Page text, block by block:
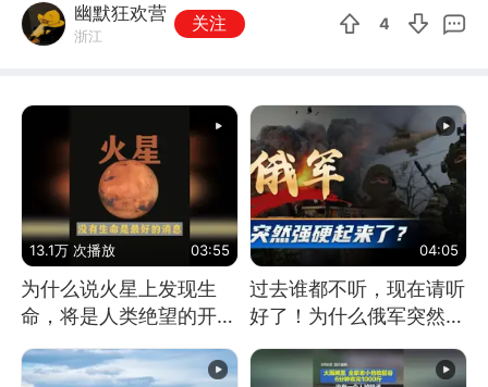
幽默狂欢营
浙江
关注 4
13.1万 次播放 03:55
为什么说火星上发现生
命，将是人类绝望的开
始？
04:05
过去谁都不听，现在请听
好了！为什么俄军突然强
硬起来了？